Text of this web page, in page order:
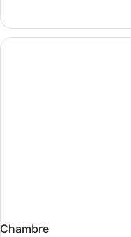
le
type
de
Chambre